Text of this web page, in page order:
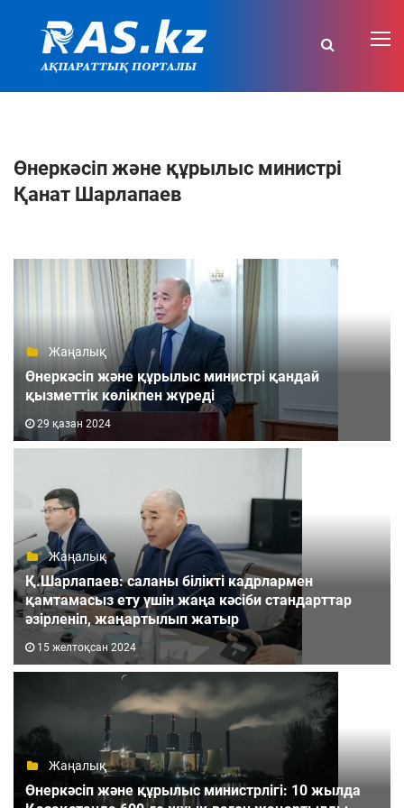
Өнеркәсіп және құрылыс министрі
Қанат Шарлапаев
Жаңалық
Өнеркәсіп және құрылыс министрі қандай
қызметтік көлікпен жүреді
29 қазан 2024
Жаңалық
Қ.Шарлапаев: саланы білікті кадрлармен
қамтамасыз ету үшін жаңа кәсіби стандарттар
әзірленіп, жаңартылып жатыр
15 желтоқсан 2024
Жаңалық
Өнеркәсіп және құрылыс министрлігі: 10 жылда